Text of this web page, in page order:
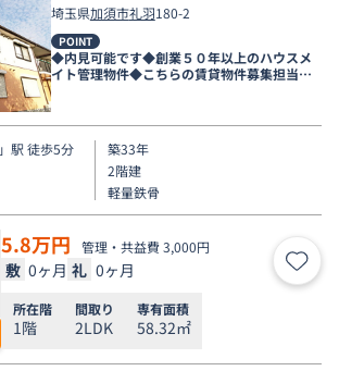
埼玉県加須市礼羽180-2
POINT
◆内見可能です◆創業５０年以上のハウスメ
イト管理物件◆こちらの賃貸物件募集担当店
舗は新越谷店です◆
」駅 徒歩5分
築33年
2階建
軽量鉄骨
5.8万円 管理・共益費 3,000円
敷 0ヶ月 礼 0ヶ月 お気
所在階
1階
間取り
2LDK
専有面積
58.32㎡